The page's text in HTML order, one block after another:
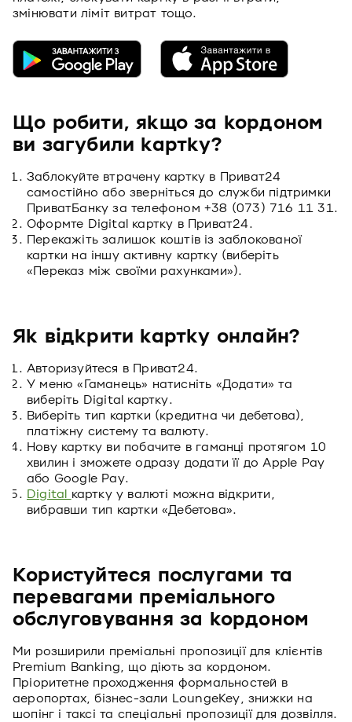
змінювати ліміт витрат тощо.
Що робити, якщо за кордоном
ви загубили картку?
Заблокуйте втрачену картку в Приват24
самостійно або зверніться до служби підтримки
ПриватБанку за телефоном +38 (073) 716 11 31.
Оформте Digital картку в Приват24.
Перекажіть залишок коштів із заблокованої
картки на іншу активну картку (виберіть
«Переказ між своїми рахунками»).
Як відкрити картку онлайн?
Авторизуйтеся в Приват24.
У меню «Гаманець» натисніть «Додати» та
виберіть Digital картку.
Виберіть тип картки (кредитна чи дебетова),
платіжну систему та валюту.
Нову картку ви побачите в гаманці протягом 10
хвилин і зможете одразу додати її до Apple Pay
або Google Pay.
Digital картку у валюті можна відкрити,
вибравши тип картки «Дебетова».
Користуйтеся послугами та
перевагами преміального
обслуговування за кордоном
Ми розширили преміальні пропозиції для клієнтів
Premium Banking, що діють за кордоном.
Пріоритетне проходження формальностей в
аеропортах, бізнес-зали LoungeKey, знижки на
шопінг і таксі та спеціальні пропозиції для дозвілля.